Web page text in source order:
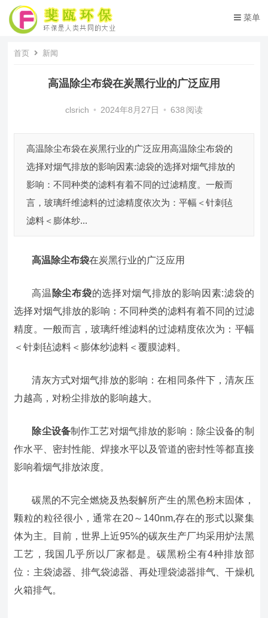
菜单
首页 新闻
高温除尘布袋在炭黑行业的广泛应用
clsrich • 2024年8月27日 • 638 阅读
高温除尘布袋在炭黑行业的广泛应用高温除尘布袋的
选择对烟气排放的影响因素:滤袋的选择对烟气排放的
影响：不同种类的滤料有着不同的过滤精度。一般而
言，玻璃纤维滤料的过滤精度依次为：平幅＜针刺毡
滤料＜膨体纱...
高温除尘布袋在炭黑行业的广泛应用
高温 除尘布袋的选择对烟气排放的影响因素:滤袋的
选择对烟气排放的影响：不同种类的滤料有着不同的过滤
精度。一般而言，玻璃纤维滤料的过滤精度依次为：平幅
＜针刺毡滤料＜膨体纱滤料＜覆膜滤料。
清灰方式对烟气排放的影响：在相同条件下，清灰压
力越高，对粉尘排放的影响越大。
除尘设备制作工艺对烟气排放的影响：除尘设备的制
作水平、密封性能、焊接水平以及管道的密封性等都直接
影响着烟气排放浓度。
碳黑的不完全燃烧及热裂解所产生的黑色粉末固体，
颗粒的粒径很小，通常在20～140nm,存在的形式以聚集
体为主。目前，世界上近95%的碳灰生产厂均采用炉法黑
工艺，我国几乎所以厂家都是。碳黑粉尘有4种排放部
位：主袋滤器、排气袋滤器、再处理袋滤器排气、干燥机
火箱排气。